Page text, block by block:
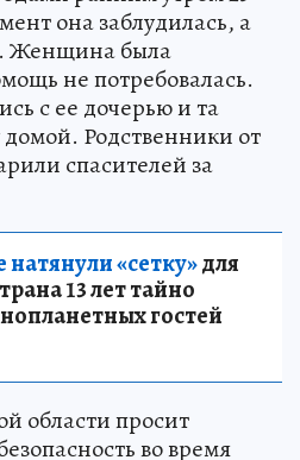
она заблудилась, а
Женщина была
не потребовалась.
с ее дочерью и та
Родственники от
спасителей за
«сетку»для
13 лет тайно
гостей
области просит
во время